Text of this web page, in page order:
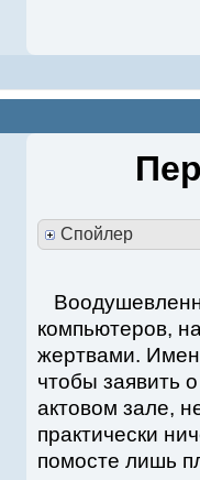
Спойлер
компьютеров,
жертвами.
чтобы заявить
актовом зале,
практически
помосте лишь